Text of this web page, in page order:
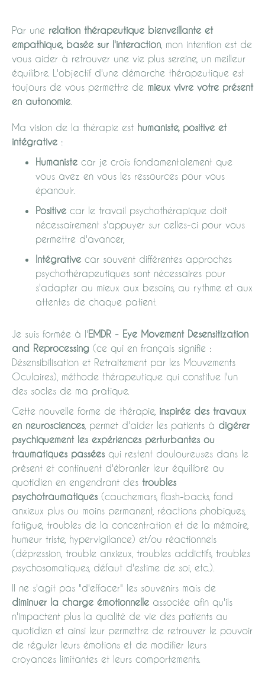
Par une relation thérapeutique bienveillante et
empathique, basée sur l'interaction , mon intention est de
vous aider à retrouver une vie plus sereine, un meilleur
équilibre. L'objectif d'une démarche thérapeutique est
toujours de vous permettre de mieux vivre votre présent
en autonomie
Ma vision de la thérapie est humaniste, positive et
intégrative :
Humaniste car je crois fondamentalement que
vous avez en vous les ressources pour vous
épanouir.
Positive car le travail psychothérapique doit
nécessairement s'appuyer sur celles-ci pour vous
permettre d'avancer,
Intégrative car souvent différentes approches
psychothérapeutiques sont nécessaires pour
s'adapter au mieux aux besoins, au rythme et aux
attentes de chaque patient.
Je suis formée à l'EMDR - Eye Movement Desensitization
and Reprocessing (ce qui en français signifie :
Désensibilisation et Retraitement par les Mouvements
Oculaires), méthode thérapeutique qui constitue l'un
des socles de ma pratique.
Cette nouvelle forme de thérapie, inspirée des travaux
en neurosciences , permet d'aider les patients à digérer
psychiquement les expériences perturbantes ou
traumatiques passées qui restent douloureuses dans le
présent et continuent d'ébranler leur équilibre au
quotidien en engendrant des troubles
psychotraumatiques (cauchemars, flash-backs, fond
anxieux plus ou moins permanent, réactions phobiques,
fatigue, troubles de la concentration et de la mémoire,
humeur triste, hypervigilance) et/ou réactionnels
(dépression, trouble anxieux, troubles addictifs, troubles
psychosomatiques, défaut d'estime de soi, etc.).
Il ne s'agit pas "d'effacer" les souvenirs mais de
diminuer la charge émotionnelle associée afin qu'ils
n'impactent plus la qualité de vie des patients au
quotidien et ainsi leur permettre de retrouver le pouvoir
de réguler leurs émotions et de modifier leurs
croyances limitantes et leurs comportements.